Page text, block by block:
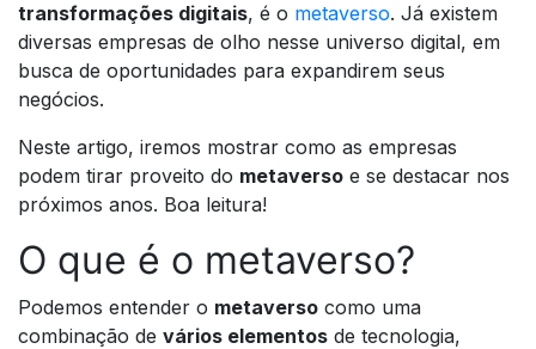
transformações digitais, é o metaverso. Já existem
diversas empresas de olho nesse universo digital, em
busca de oportunidades para expandirem seus
negócios.
Neste artigo, iremos mostrar como as empresas
podem tirar proveito do metaverso e se destacar nos
próximos anos. Boa leitura!
O que é o metaverso?
Podemos entender o metaverso como uma
combinação de vários elementos de tecnologia,